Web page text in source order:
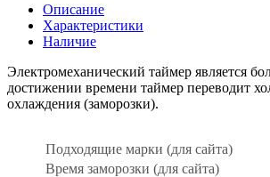
Описание
Характеристики
Наличие
Электромеханический таймер является
достижении времени таймер переводит
охлаждения (заморозки).
Подходящие марки (для сайта)
Время заморозки (для сайта)